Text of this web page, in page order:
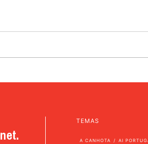
TEMAS
A CANHOTA AI